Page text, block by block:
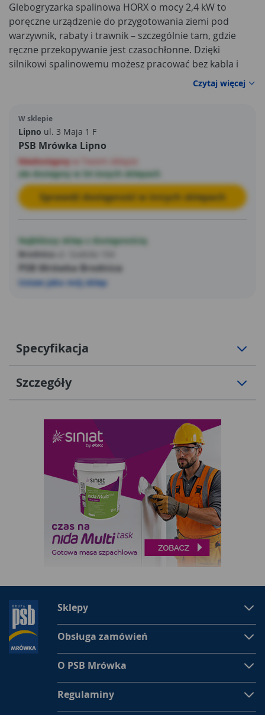
Glebogryzarka spalinowa HORX o mocy 2,4 kW to
poręczne urządzenie do przygotowania ziemi pod
warzywnik, rabaty i trawnik – szczególnie tam, gdzie
ręczne przekopywanie jest czasochłonne. Dzięki
silnikowi spalinowemu możesz pracować bez kabla i
swobodnie manewrować w ogrodzie, na działce czy w
trudno dostępnych miejscach. Solidna konstrukcja ze
odpowiednio dobrana pojemność skokowa 139 cm3
zapewnia sprawne spulchnianie i mieszanie wierzchniej
warstwy podłoża.
Czytaj więcej
W sklepie
Lipno ul. 3 Maja 1 F
PSB Mrówka Lipno
Niedostępny
ale dostępny w 54 innych sklepach
Sprawdź dostępność w innych sklepach
Najbliższy sklep z dostępnością
Brodnica
PSB Mrówka Brodnica
Ustaw jako mój sklep
Specyfikacja
Szczegóły
Sklepy
Obsługa zamówień
O PSB Mrówka
Regulaminy